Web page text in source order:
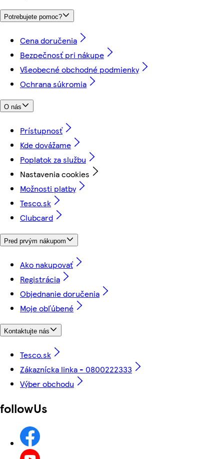
Potrebujete pomoc?
Cena doručenia
Bezpečnosť pri nákupe
Všeobecné obchodné podmienky
Ochrana súkromia
O nás
Prístupnosť
Kde dovážame
Poplatok za službu
Nastavenia cookies
Možnosti platby
Tesco.sk
Clubcard
Pred prvým nákupom
Ako nakupovať
Registrácia
Objednanie doručenia
Moje obľúbené
Kontaktujte nás
Tesco.sk
Zákaznícka linka - 0800222333
Výber obchodu
followUs